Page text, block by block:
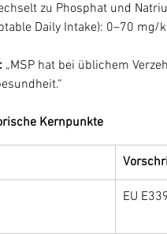
zu Phosphat und
Daily Intake): 0–70
„MSP hat bei üblichem
Kernpunkte
EU